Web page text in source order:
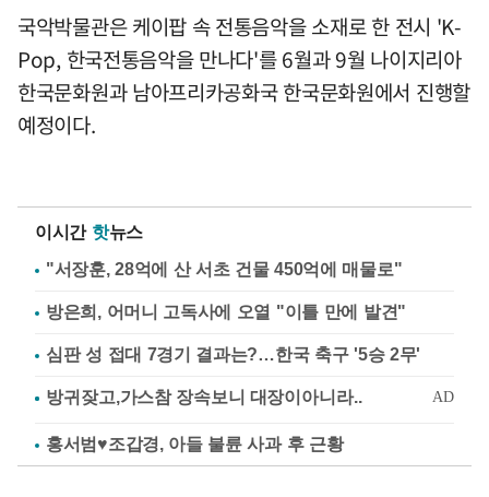
국악박물관은 케이팝 속 전통음악을 소재로 한 전시 'K-
Pop, 한국전통음악을 만나다'를 6월과 9월 나이지리아
한국문화원과 남아프리카공화국 한국문화원에서 진행할
예정이다.
이시간 핫뉴스
"서장훈, 28억에 산 서초 건물 450억에 매물로"
방은희, 어머니 고독사에 오열 "이틀 만에 발견"
심판 성 접대 7경기 결과는?…한국 축구 '5승 2무'
홍서범♥조갑경, 아들 불륜 사과 후 근황